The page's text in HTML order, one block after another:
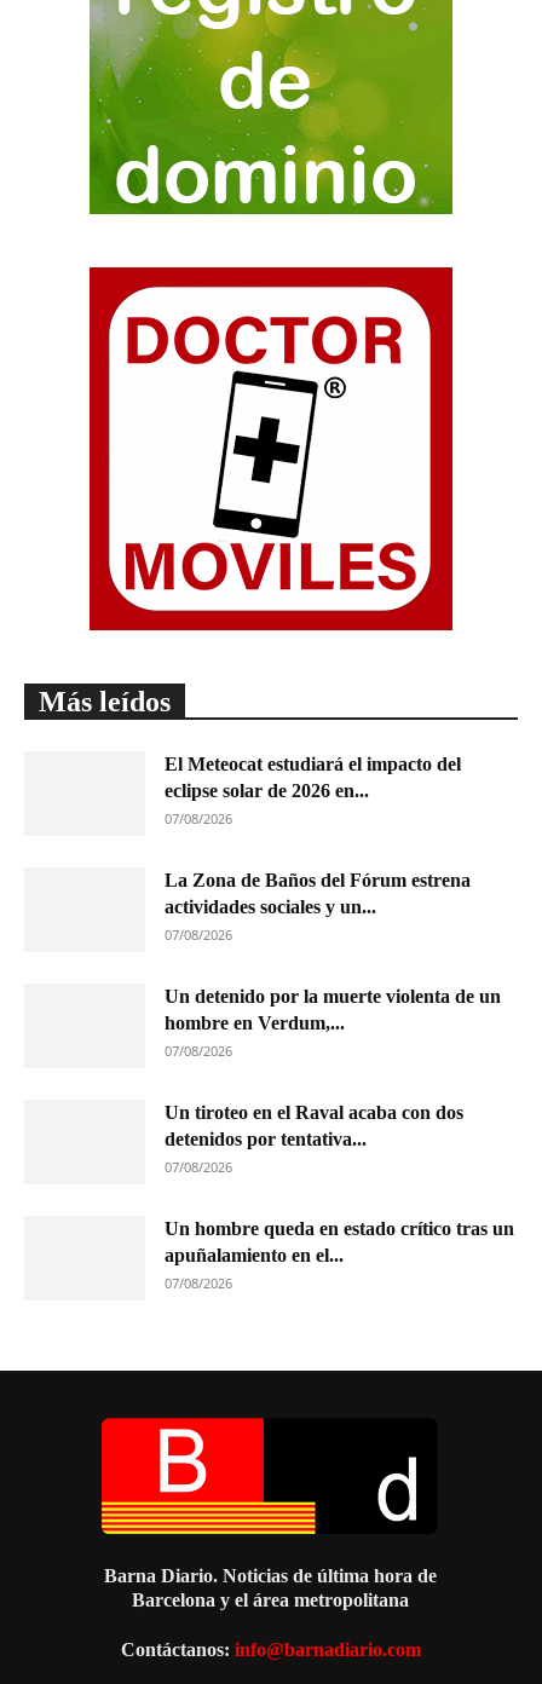
Más leídos
El Meteocat estudiará el impacto del
eclipse solar de 2026 en...
07/08/2026
La Zona de Baños del Fórum estrena
actividades sociales y un...
07/08/2026
Un detenido por la muerte violenta de un
hombre en Verdum,...
07/08/2026
Un tiroteo en el Raval acaba con dos
detenidos por tentativa...
07/08/2026
Un hombre queda en estado crítico tras un
apuñalamiento en el...
07/08/2026
Barna Diario. Noticias de última hora de
Barcelona y el área metropolitana
Contáctanos: info@barnadiario.com